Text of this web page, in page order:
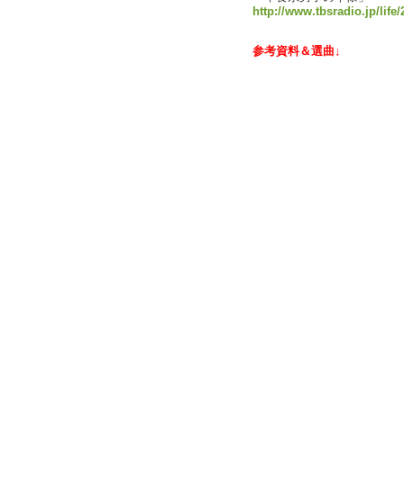
http://www.tbsradio.jp/life/
参考資料＆選曲↓